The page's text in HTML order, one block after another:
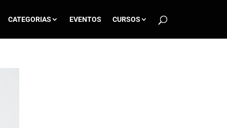
CATEGORIAS EVENTOS CURSOS